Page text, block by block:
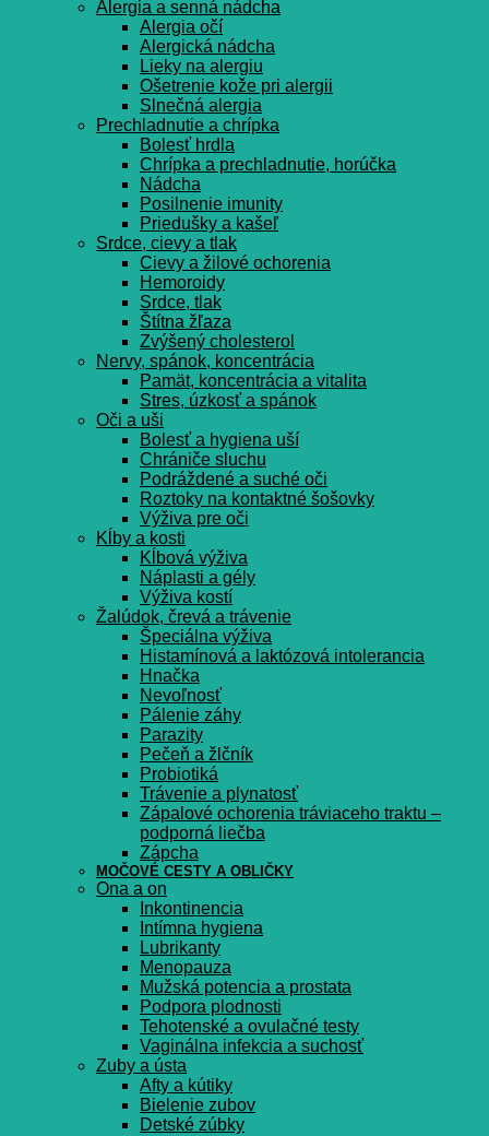
Alergia a senná nádcha
Alergia očí
Alergická nádcha
Lieky na alergiu
Ošetrenie kože pri alergii
Slnečná alergia
Prechladnutie a chrípka
Bolesť hrdla
Chrípka a prechladnutie, horúčka
Nádcha
Posilnenie imunity
Priedušky a kašeľ
Srdce, cievy a tlak
Cievy a žilové ochorenia
Hemoroidy
Srdce, tlak
Štítna žľaza
Zvýšený cholesterol
Nervy, spánok, koncentrácia
Pamät, koncentrácia a vitalita
Stres, úzkosť a spánok
Oči a uši
Bolesť a hygiena uší
Chrániče sluchu
Podráždené a suché oči
Roztoky na kontaktné šošovky
Výživa pre oči
Kĺby a kosti
Kĺbová výživa
Náplasti a gély
Výživa kostí
Žalúdok, črevá a trávenie
Špeciálna výživa
Histamínová a laktózová intolerancia
Hnačka
Nevoľnosť
Pálenie záhy
Parazity
Pečeň a žlčník
Probiotiká
Trávenie a plynatosť
Zápalové ochorenia tráviaceho traktu –
podporná liečba
Zápcha
MOČOVÉ CESTY A OBLIČKY
Ona a on
Inkontinencia
Intímna hygiena
Lubrikanty
Menopauza
Mužská potencia a prostata
Podpora plodnosti
Tehotenské a ovulačné testy
Vaginálna infekcia a suchosť
Zuby a ústa
Afty a kútiky
Bielenie zubov
Detské zúbky